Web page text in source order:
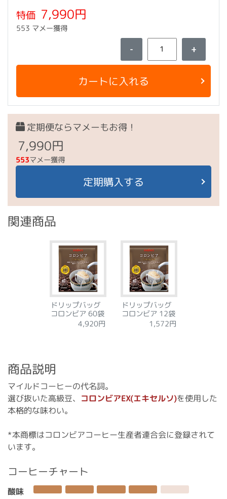
特価 7,990円
553 マメー獲得
- +
カートに入れる
定期便ならマメーもお得！
7,990円
553マメー獲得
定期購入する
関連商品
ドリップバッグ
コロンビア 60袋
4,920円
ドリップバッグ
コロンビア 12袋
1,572円
商品説明
マイルドコーヒーの代名詞。
選び抜いた高級豆、 コロンビアEX(エキセルソ)を使用した
本格的な味わい。
*本商標はコロンビアコーヒー生産者連合会に登録されて
います。
コーヒーチャート
酸味